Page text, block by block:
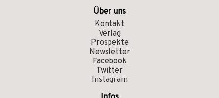
Über uns
Kontakt
Verlag
Prospekte
Newsletter
Facebook
Twitter
Instagram